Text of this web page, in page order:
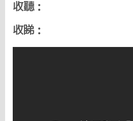
收聽：
收睇：